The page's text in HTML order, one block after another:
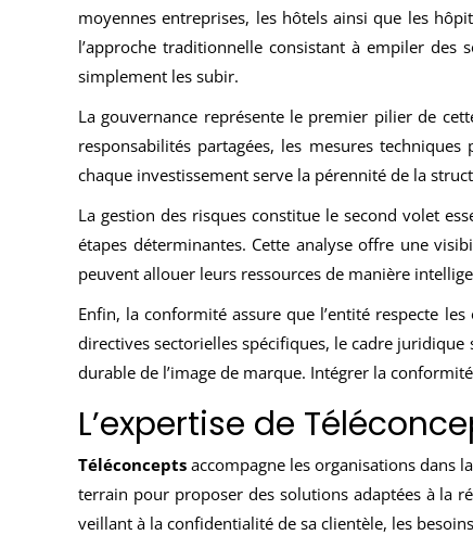
moyennes entreprises, les hôtels ainsi que les
l’approche traditionnelle consistant à empiler
simplement les subir.
La gouvernance représente le premier pilier de
responsabilités partagées, les mesures
chaque investissement serve la pérennité de la
La gestion des risques constitue le second volet
étapes déterminantes. Cette analyse offre une
peuvent allouer leurs ressources de manière
Enfin, la conformité assure que l’entité respecte
directives sectorielles spécifiques, le cadre
durable de l’image de marque. Intégrer la
L’expertise de
Téléconcepts accompagne les organisations dans
terrain pour proposer des solutions adaptées à la
veillant à la confidentialité de sa clientèle, les